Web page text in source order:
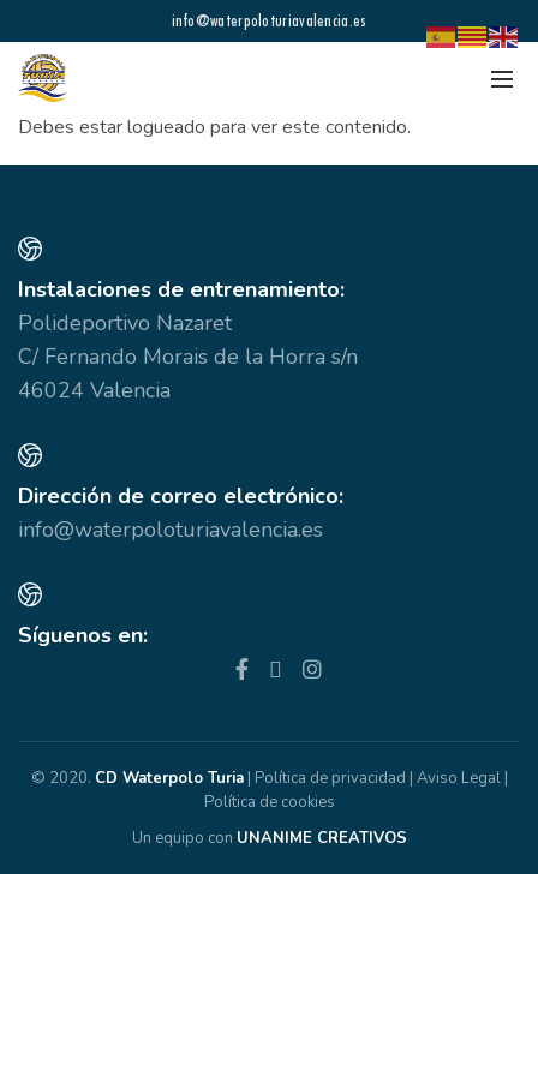
info@waterpoloturiavalencia.es
Debes estar logueado para ver este contenido.
Instalaciones de entrenamiento:
Polideportivo Nazaret
C/ Fernando Morais de la Horra s/n
46024 Valencia
Dirección de correo electrónico:
info@waterpoloturiavalencia.es
Síguenos en:
© 2020. CD Waterpolo Turia| Política de privacidad | Aviso Legal|
Política de cookies
Un equipo con UNANIME CREATIVOS